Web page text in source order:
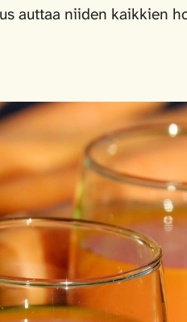
auttaa niiden kaikkien